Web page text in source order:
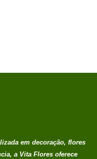
em decoração, flores
a Vita Flores oferece